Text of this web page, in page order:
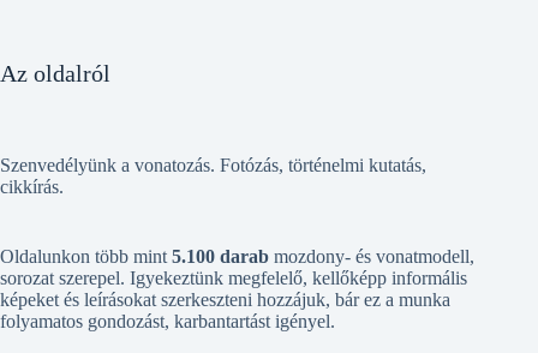
Az oldalról
Szenvedélyünk a vonatozás. Fotózás, történelmi kutatás,
cikkírás.
Oldalunkon több mint 5.100 darab mozdony- és vonatmodell,
sorozat szerepel. Igyekeztünk megfelelő, kellőképp informális
képeket és leírásokat szerkeszteni hozzájuk, bár ez a munka
folyamatos gondozást, karbantartást igényel.